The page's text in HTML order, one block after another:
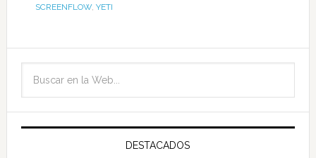
SCREENFLOW, YETI
DESTACADOS